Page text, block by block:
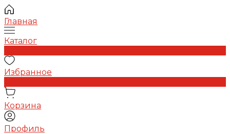
Главная
Каталог
Избранное
Корзина
Профиль